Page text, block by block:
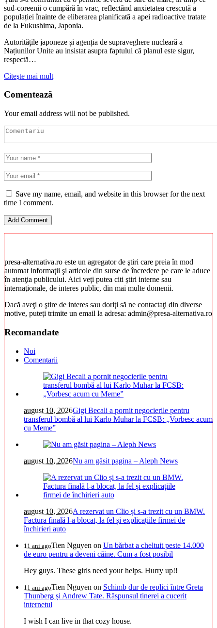
sud-coreenii o cumpără în vrac, reflectând anxietatea crescută a
populației înainte de eliberarea planificată a apei radioactive tratate
de la Fukushima, Japonia.
Autoritățile japoneze și agenția de supraveghere nucleară a
Națiunilor Unite au insistat asupra faptului că planul este sigur,
respectă…
Citeşte mai mult
Comentează
Your email address will not be published.
Save my name, email, and website in this browser for the next
time I comment.
presa-alternativa.ro este un agregator de ştiri care preia în mod
automat informaţii şi articole din surse de încredere pe care le aduce
în atenţia publicului. Aici veţi putea citi ştiri interne sau
internaţionale, de interes public, din mai multe domenii.
Dacă aveţi o ştire de interes sau doriţi să ne contactaţi din diverse
motive, puteţi trimite un email la adresa: admin@presa-alternativa.ro
Recomandate
Noi
Comentarii
august 10, 2026Gigi Becali a pornit negocierile pentru
transferul bombă al lui Karlo Muhar la FCSB: „Vorbesc acum
cu Meme”
august 10, 2026Nu am găsit pagina – Aleph News
august 10, 2026A rezervat un Clio și s-a trezit cu un BMW.
Factura finală l-a blocat, la fel și explicațiile firmei de
închirieri auto
11 ani agoTien Nguyen on Un bărbat a cheltuit peste 14.000
de euro pentru a deveni câine. Cum a fost posibil
Hey guys. These girls need your helps. Hurry up!!
11 ani agoTien Nguyen on Schimb dur de replici între Greta
Thunberg și Andrew Tate. Răspunsul tinerei a cucerit
internetul
I wish I can live in that cozy house.